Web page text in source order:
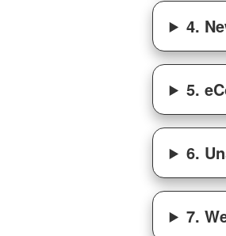
4.
5.
6.
7.